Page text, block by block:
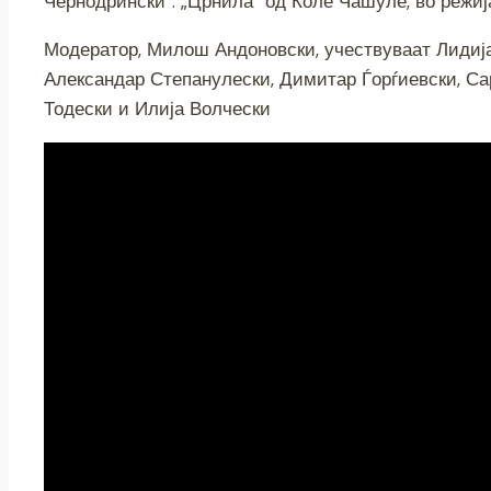
e
b
o
o
er e
n
g
er
gr
a
m
s
A
p
y
Li
n
l
Модератор, Милош Андоновски, учествуваат
Александар Степанулески, Димитар Ѓорѓиевски,
Тодески и Илија Волчески